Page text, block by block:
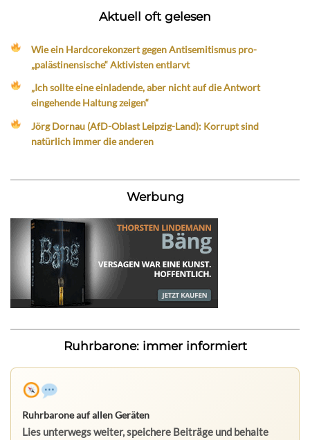
Aktuell oft gelesen
Wie ein Hardcorekonzert gegen Antisemitismus pro-
„palästinensische“ Aktivisten entlarvt
„Ich sollte eine einladende, aber nicht auf die Antwort
eingehende Haltung zeigen“
Jörg Dornau (AfD-Oblast Leipzig-Land): Korrupt sind
natürlich immer die anderen
Werbung
Ruhrbarone: immer informiert
Ruhrbarone auf allen Geräten
Lies unterwegs weiter, speichere Beiträge und behalte